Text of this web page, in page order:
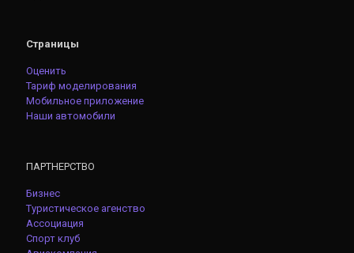
Страницы
Оценить
Тариф моделирования
Мобильное приложение
Наши автомобили
ПАРТНЕРСТВО
Бизнес
Туристическое агенство
Ассоциация
Спорт клуб